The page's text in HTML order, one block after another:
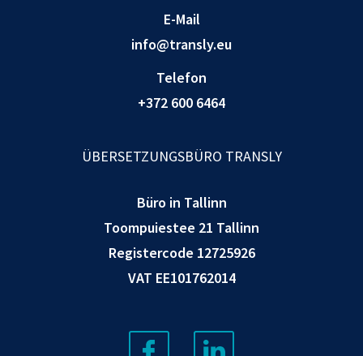
E-Mail
info@transly.eu
Telefon
+372 600 6464
ÜBERSETZUNGSBÜRO TRANSLY
Büro in Tallinn
Toompuiestee 21 Tallinn
Registercode 12725926
VAT EE101762014